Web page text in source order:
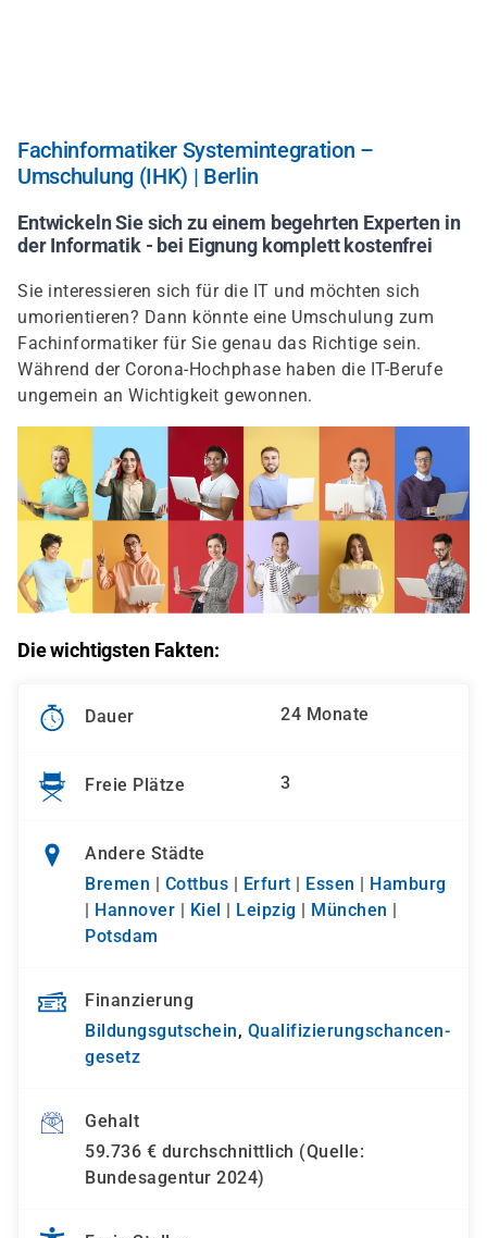
Fachinformatiker Systemintegration –
Umschulung (IHK) | Berlin
Entwickeln Sie sich zu einem begehrten Experten in
der Informatik - bei Eignung komplett kostenfrei
Sie interessieren sich für die IT und möchten sich
umorientieren? Dann könnte eine Umschulung zum
Fachinformatiker für Sie genau das Richtige sein.
Während der Corona-Hochphase haben die IT-Berufe
ungemein an Wichtigkeit gewonnen.
Die wichtigsten Fakten:
Dauer 24 Monate
Freie Plätze 3
Andere Städte
Bremen | Cottbus | Erfurt | Essen | Hamburg
| Hannover | Kiel | Leipzig | München |
Potsdam
Finanzierung
Bildungsgutschein, Qualifizierungs­chancen­
gesetz
Gehalt
59.736 € durchschnittlich (Quelle:
Bundesagentur 2024)